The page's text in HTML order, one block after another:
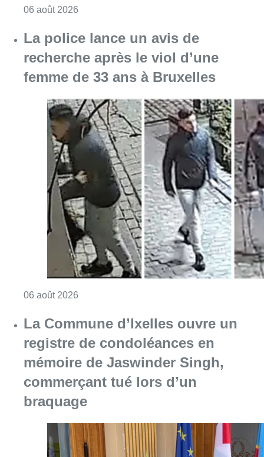
06 août 2026 Consulter l'article "La police lance un avis
La Commune d’Ixelles ouvre un
registre de condoléances en
mémoire de Jaswinder Singh,
commerçant tué lors d’un
braquage